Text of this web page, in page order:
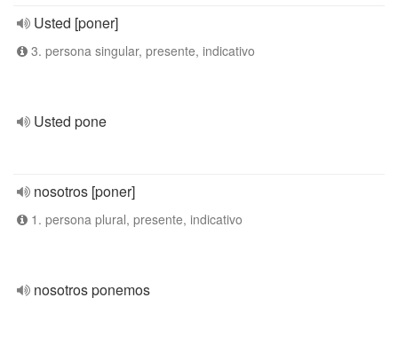
Usted [poner]
3. persona singular, presente, indicativo
Usted pone
nosotros [poner]
1. persona plural, presente, indicativo
nosotros ponemos